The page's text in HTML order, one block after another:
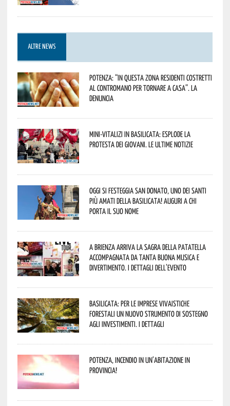
ALTRE NEWS
Potenza: “In questa zona residenti costretti
al contromano per tornare a casa”. La
denuncia
Mini-vitalizi in Basilicata: esplode la
protesta dei giovani. Le ultime notizie
Oggi si festeggia San Donato, uno dei Santi
più amati della Basilicata! Auguri a chi
porta il suo nome
A Brienza arriva la Sagra della Patatella
accompagnata da tanta buona musica e
divertimento. I dettagli dell’evento
Basilicata: per le imprese vivaistiche
forestali un nuovo strumento di sostegno
agli investimenti. I dettagli
Potenza, incendio in un’abitazione in
provincia!